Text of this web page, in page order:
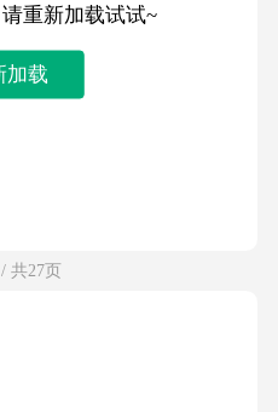
重新加载试试~
加载
共27页